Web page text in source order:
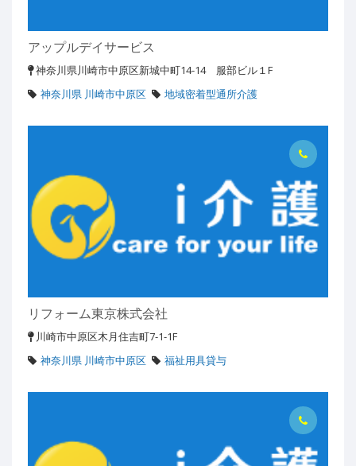
アップルデイサービス
神奈川県川崎市中原区新城中町14-14 服部ビル１F
神奈川県 川崎市中原区
地域密着型通所介護
リフォーム東京株式会社
川崎市中原区木月住吉町7-1-1F
神奈川県 川崎市中原区
福祉用具貸与